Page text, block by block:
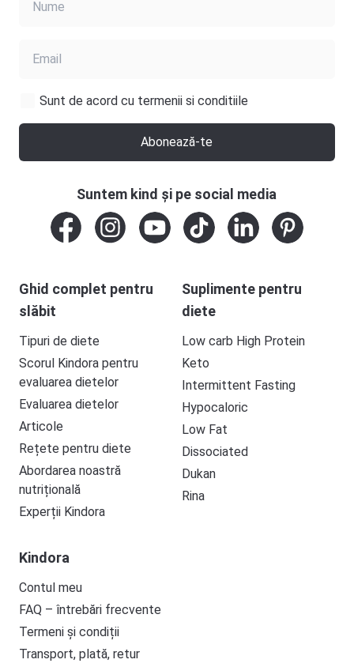
Sunt de acord cu termenii si conditiile
Abonează-te
Ghid complet pentru
slăbit
Tipuri de diete
Scorul Kindora pentru
evaluarea dietelor
Evaluarea dietelor
Articole
Rețete pentru diete
Abordarea noastră
nutrițională
Experții Kindora
Suplimente pentru
diete
Low carb High Protein
Keto
Intermittent Fasting
Hypocaloric
Low Fat
Dissociated
Dukan
Rina
Kindora
Contul meu
FAQ – întrebări frecvente
Termeni și condiții
Transport, plată, retur
Suntem kind și pe social media